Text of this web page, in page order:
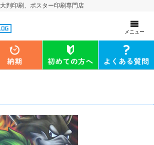
大判印刷、ポスター印刷専門店
メニュー